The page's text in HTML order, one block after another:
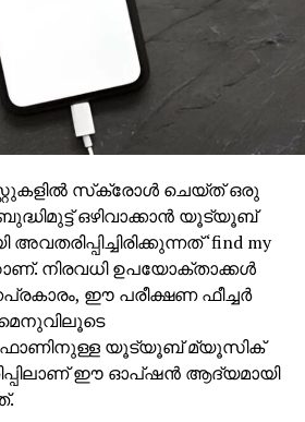
സ്‌ക്രോള്‍ ചെയ്ത് ഒരു
ഒഴിവാക്കാന്‍ യൂട്യൂബ്
‘find my
നിരവധി ഉപയോക്താക്കള്‍
ഈ പരീക്ഷണ ഫീച്ചര്‍
മെനുവിലൂടെ
യൂട്യൂബ് മ്യൂസിക്
ഈ ഓപ്ഷന്‍ ആദ്യമായി